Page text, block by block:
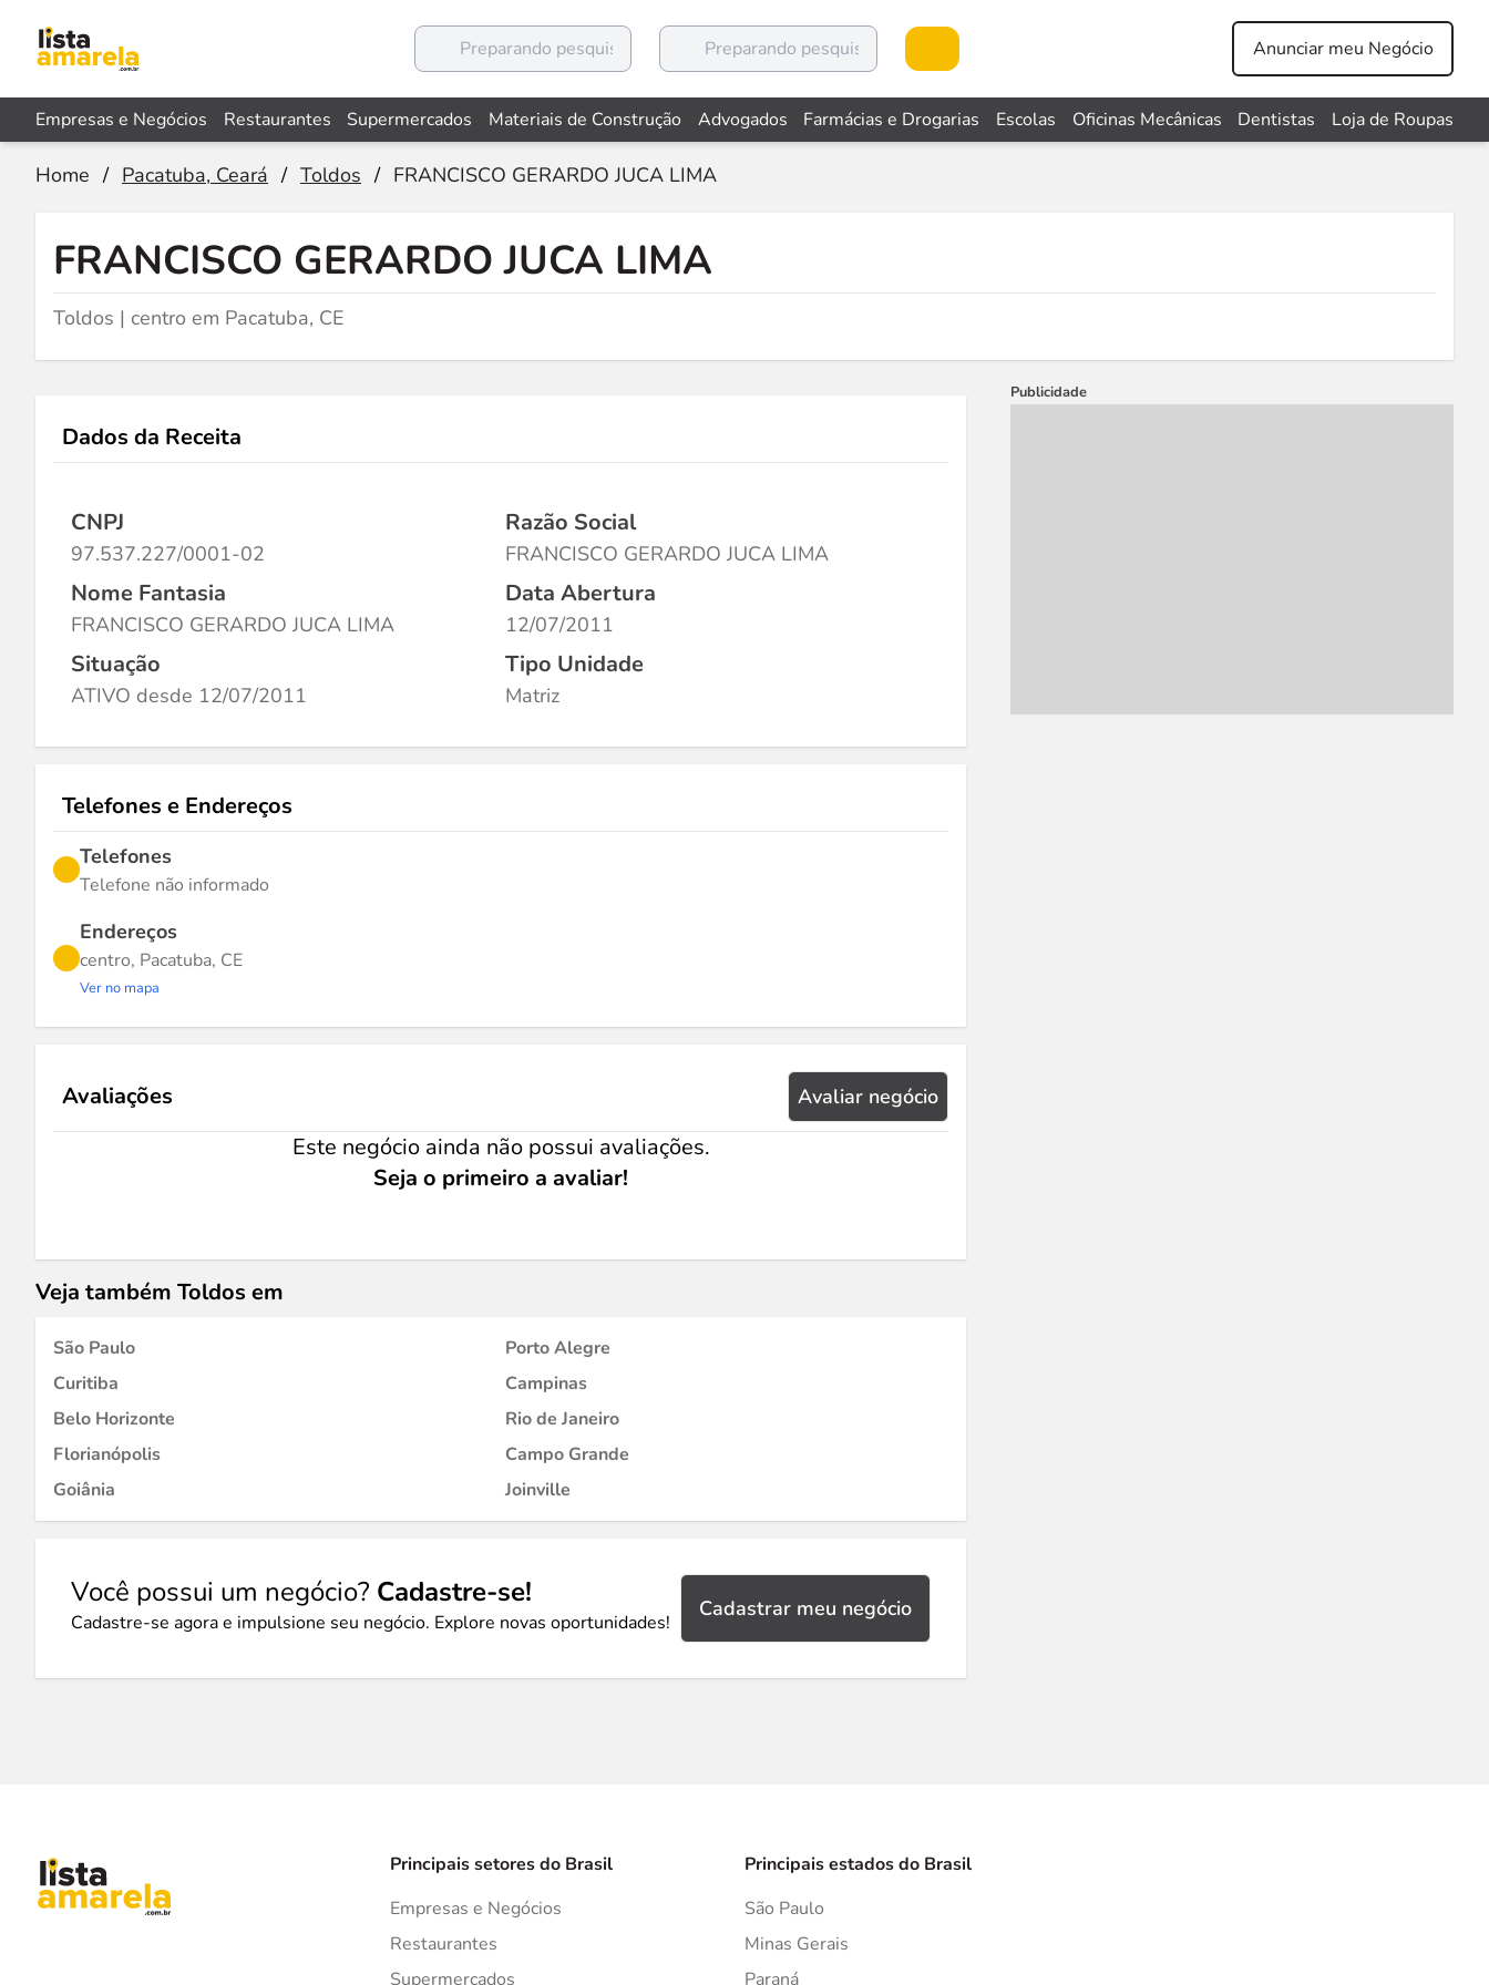
Anunciar meu Negócio
Empresas e Negócios Restaurantes Supermercados Materiais de Construção Advogados Farmácias e Drogarias Escolas Oficinas Mecânicas Dentistas Loja de Roupas
Home / Pacatuba, Ceará / Toldos / FRANCISCO GERARDO JUCA LIMA
FRANCISCO GERARDO JUCA LIMA
Toldos | centro em Pacatuba, CE
Dados da Receita
CNPJ
97.537.227/0001-02
Razão Social
FRANCISCO GERARDO JUCA LIMA
Nome Fantasia
FRANCISCO GERARDO JUCA LIMA
Data Abertura
12/07/2011
Situação
ATIVO desde 12/07/2011
Tipo Unidade
Matriz
Telefones e Endereços
Telefones
Telefone não informado
Endereços
centro, Pacatuba, CE
Ver no mapa
Avaliações Avaliar negócio
Este negócio ainda não possui avaliações.
Seja o primeiro a avaliar!
Veja também Toldos em
São Paulo
Porto Alegre
Curitiba
Campinas
Belo Horizonte
Rio de Janeiro
Florianópolis
Campo Grande
Goiânia
Joinville
Você possui um negócio? Cadastre-se!
Cadastre-se agora e impulsione seu negócio. Explore novas oportunidades!
Cadastrar meu negócio
Publicidade
Principais setores do Brasil
Empresas e Negócios
Restaurantes
Supermercados
Principais estados do Brasil
São Paulo
Minas Gerais
Paraná